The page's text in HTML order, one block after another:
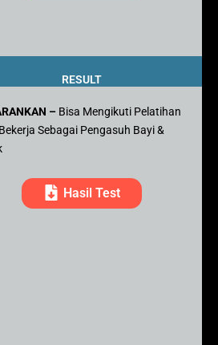
RESULT
– Bisa Mengikuti Pelatihan
Sebagai Pengasuh Bayi &
Hasil Test